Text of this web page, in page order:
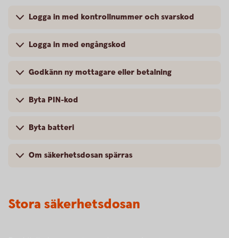
Logga in med kontrollnummer och svarskod
Logga in med engångskod
Godkänn ny mottagare eller betalning
Byta PIN-kod
Byta batteri
Om säkerhetsdosan spärras
Stora säkerhetsdosan